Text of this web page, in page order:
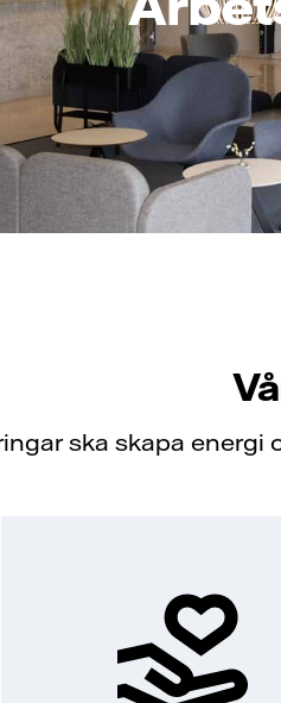
ska skapa